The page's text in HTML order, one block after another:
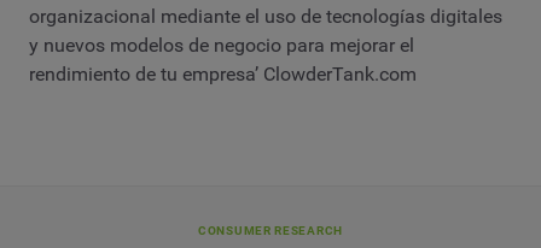
organizacional mediante el uso de tecnologías digitales
y nuevos modelos de negocio para mejorar el
rendimiento de tu empresa’ ClowderTank.com
CONSUMER RESEARCH